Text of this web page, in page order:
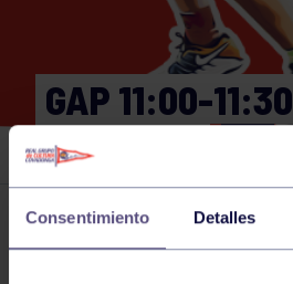
Consentimiento Detalles
GAP 11:00-11:30
GIMNASIO